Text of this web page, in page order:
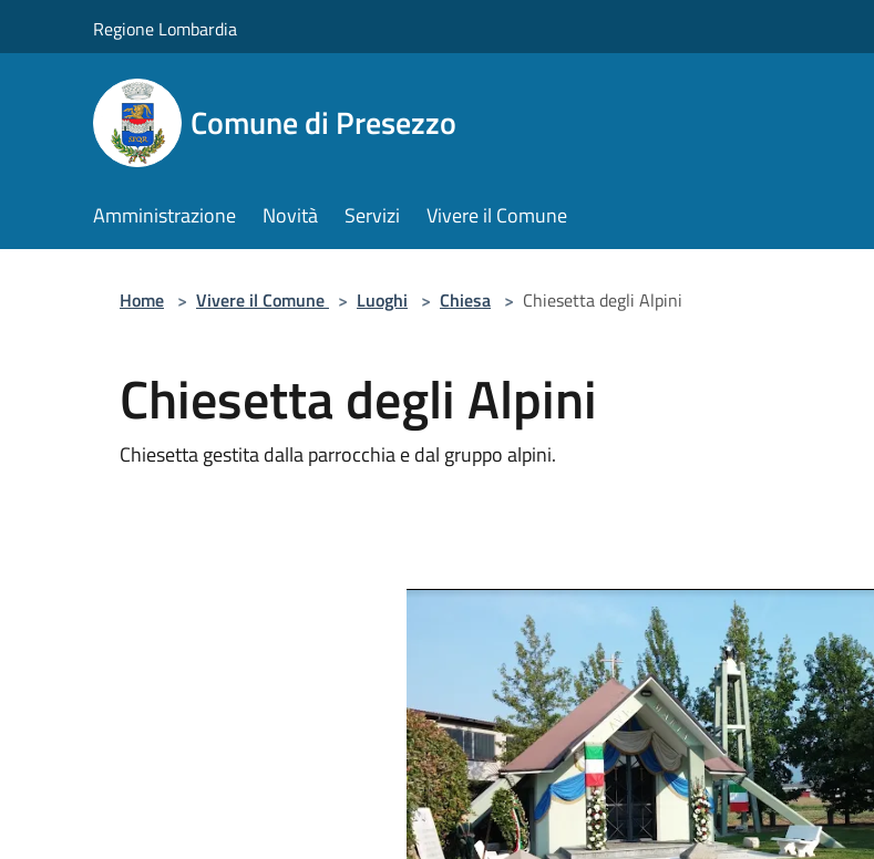
Regione Lombardia
Comune di Presezzo
Amministrazione Novità Servizi Vivere il Comune
Home > Vivere il Comune > Luoghi > Chiesa > Chiesetta degli Alpini
Chiesetta degli Alpini
Chiesetta gestita dalla parrocchia e dal gruppo alpini.